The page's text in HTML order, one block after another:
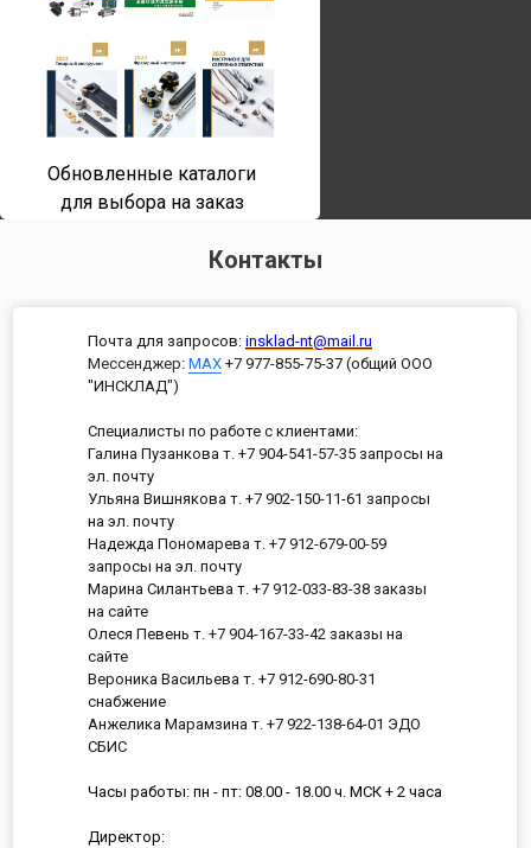
Обновленные каталоги
для выбора на заказ
Контакты
Почта для запросов: insklad-nt@mail.ru
Мессенджер: MAX +7 977-855-75-37 (общий ООО
"ИНСКЛАД")
Специалисты по работе с клиентами:
Галина Пузанкова т. +7 904-541-57-35 запросы на
эл. почту
Ульяна Вишнякова т. +7 902-150-11-61 запросы
на эл. почту
Надежда Пономарева т. +7 912-679-00-59
запросы на эл. почту
Марина Силантьева т. +7 912-033-83-38 заказы
на сайте
Олеся Певень т. +7 904-167-33-42 заказы на
сайте
Вероника Васильева т. +7 912-690-80-31
снабжение
Анжелика Марамзина т. +7 922-138-64-01 ЭДО
СБИС
Часы работы: пн - пт: 08.00 - 18.00 ч. МСК + 2 часа
Директор: